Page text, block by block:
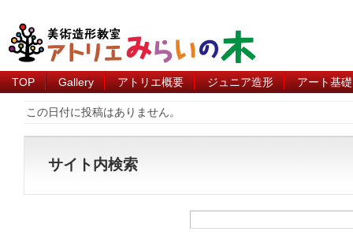
TOP Gallery アトリエ概要 ジュニア造形 アート基礎
この日付に投稿はありません。
サイト内検索